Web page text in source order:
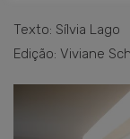
Texto: Sílvia Lago
Edição: Viviane